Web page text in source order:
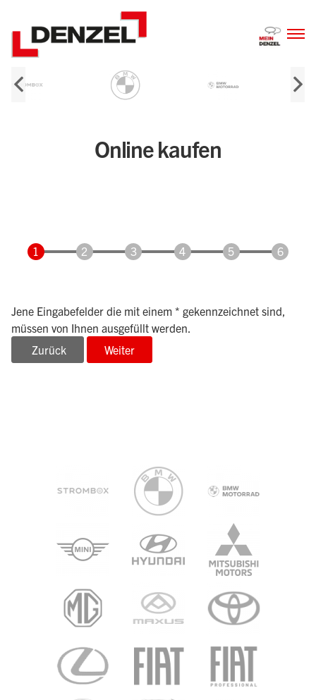
Inhalt
Online kaufen
Jene Eingabefelder die mit einem * gekennzeichnet sind,
müssen von Ihnen ausgefüllt werden.